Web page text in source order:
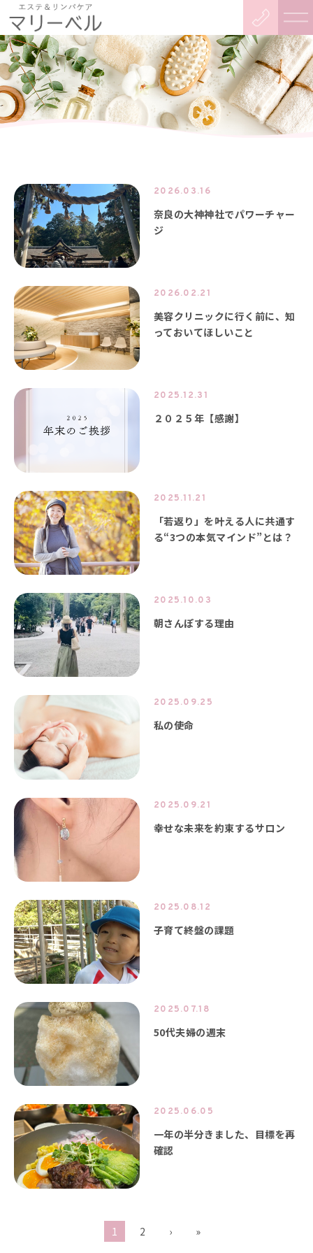
2026.03.16
奈良の大神神社でパワーチャー
ジ
2026.02.21
美容クリニックに行く前に、知
っておいてほしいこと
2025.12.31
２０２５年【感謝】
2025.11.21
「若返り」を叶える人に共通す
る“3つの本気マインド”とは？
2025.10.03
朝さんぽする理由
2025.09.25
私の使命
2025.09.21
幸せな未来を約束するサロン
2025.08.12
子育て終盤の課題
2025.07.18
50代夫婦の週末
2025.06.05
一年の半分きました、目標を再
確認
1 2 › »